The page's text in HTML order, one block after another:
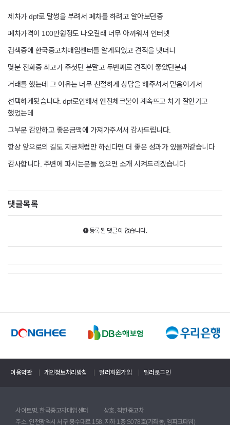
제차가 dpf로 말썽을 부려서 폐차를 하려고 알아보던중
폐차가격이 100만원정도 나오길래 너무 아까워서 인터넷
검색중에 한국중고차매입센터를 알게되었고 견적을 냇더니
몇분 전화중 최고가 주셧던 분말고 두번째로 견적이 좋았던분과
거래를 했는데 그 이유는 너무 친절하게 상담을 해주셔서 믿음이가서
선택하게됫습니다. dpf로인해서 엔진체크불이 계속뜨고 차가 잘안가고
했었는데
그부분 감안하고 좋은금액에 가져가주셔서 감사드립니다.
항상 앞으로의 길도 지금처럼만 하신다면 더 좋은 성과가 있을꺼같습니다
감사합니다. 주변에 파시는분들 있으면 소개 시켜드리겠습니다
댓글목록
등록된 댓글이 없습니다.
이용약관 개인정보처리방침 딜러회원가입 딜러로그인
사이트명. 한국중고차매입센터
상호. 착한중고차
주소. 인천광역시 서구 봉수대로 158, 지하 1층 S078호(가좌동, 엠파크타워)